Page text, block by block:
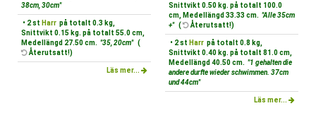
38cm, 30cm"
• 2 st Harr på totalt 0.3 kg,
Snittvikt 0.15 kg. på totalt 55.0 cm,
Medellängd 27.50 cm. "35, 20cm" (
Återutsatt!)
Läs mer...
Snittvikt 0.50 kg. på totalt 100.0
cm, Medellängd 33.33 cm. "Alle 35cm
+" ( Återutsatt!)
• 2 st Harr på totalt 0.8 kg,
Snittvikt 0.40 kg. på totalt 81.0 cm,
Medellängd 40.50 cm. "1 gehalten die
andere durfte wieder schwimmen. 37cm
und 44cm"
Läs mer...